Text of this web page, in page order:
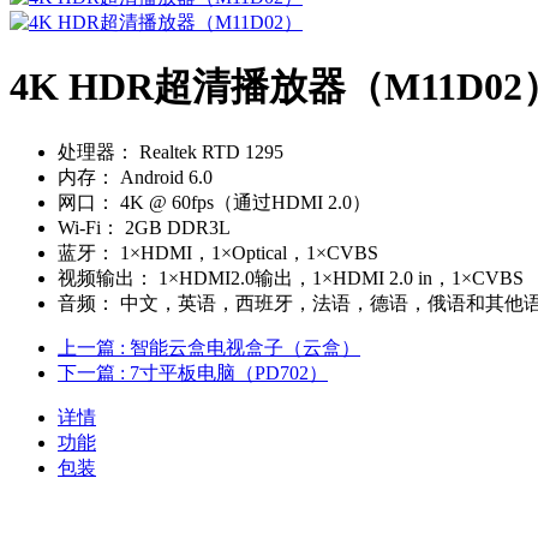
4K HDR超清播放器（M11D02
处理器：
Realtek RTD 1295
内存：
Android 6.0
网口：
4K @ 60fps（通过HDMI 2.0）
Wi-Fi：
2GB DDR3L
蓝牙：
1×HDMI，1×Optical，1×CVBS
视频输出：
1×HDMI2.0输出，1×HDMI 2.0 in，1×CVBS
音频：
中文，英语，西班牙，法语，德语，俄语和其他
上一篇 : 智能云盒电视盒子（云盒）
下一篇 : 7寸平板电脑（PD702）
详情
功能
包装